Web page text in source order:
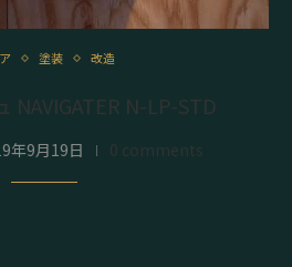
塗装 改造
NAVIGATER N-LP-STD
年9月19日 0 comments